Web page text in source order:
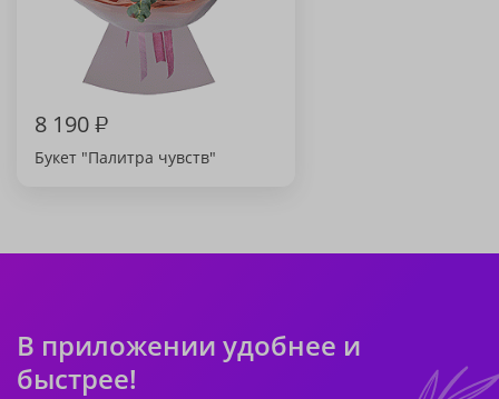
8 190₽
Букет "Палитра чувств"
В приложении удобнее и
быстрее!